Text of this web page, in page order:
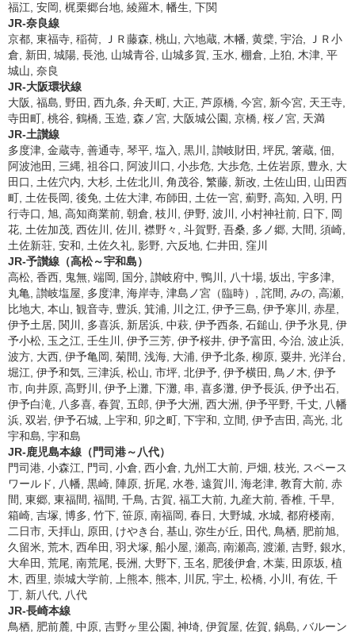
福江, 安岡, 梶栗郷台地, 綾羅木, 幡生, 下関
JR-奈良線
京都, 東福寺, 稲荷, ＪＲ藤森, 桃山, 六地蔵, 木幡, 黄檗, 宇治, ＪＲ小
倉, 新田, 城陽, 長池, 山城青谷, 山城多賀, 玉水, 棚倉, 上狛, 木津, 平
城山, 奈良
JR-大阪環状線
大阪, 福島, 野田, 西九条, 弁天町, 大正, 芦原橋, 今宮, 新今宮, 天王寺,
寺田町, 桃谷, 鶴橋, 玉造, 森ノ宮, 大阪城公園, 京橋, 桜ノ宮, 天満
JR-土讃線
多度津, 金蔵寺, 善通寺, 琴平, 塩入, 黒川, 讃岐財田, 坪尻, 箸蔵, 佃,
阿波池田, 三縄, 祖谷口, 阿波川口, 小歩危, 大歩危, 土佐岩原, 豊永, 大
田口, 土佐穴内, 大杉, 土佐北川, 角茂谷, 繁藤, 新改, 土佐山田, 山田西
町, 土佐長岡, 後免, 土佐大津, 布師田, 土佐一宮, 薊野, 高知, 入明, 円
行寺口, 旭, 高知商業前, 朝倉, 枝川, 伊野, 波川, 小村神社前, 日下, 岡
花, 土佐加茂, 西佐川, 佐川, 襟野々, 斗賀野, 吾桑, 多ノ郷, 大間, 須崎,
土佐新荘, 安和, 土佐久礼, 影野, 六反地, 仁井田, 窪川
JR-予讃線（高松～宇和島）
高松, 香西, 鬼無, 端岡, 国分, 讃岐府中, 鴨川, 八十場, 坂出, 宇多津,
丸亀, 讃岐塩屋, 多度津, 海岸寺, 津島ノ宮（臨時）, 詫間, みの, 高瀬,
比地大, 本山, 観音寺, 豊浜, 箕浦, 川之江, 伊予三島, 伊予寒川, 赤星,
伊予土居, 関川, 多喜浜, 新居浜, 中萩, 伊予西条, 石鎚山, 伊予氷見, 伊
予小松, 玉之江, 壬生川, 伊予三芳, 伊予桜井, 伊予富田, 今治, 波止浜,
波方, 大西, 伊予亀岡, 菊間, 浅海, 大浦, 伊予北条, 柳原, 粟井, 光洋台,
堀江, 伊予和気, 三津浜, 松山, 市坪, 北伊予, 伊予横田, 鳥ノ木, 伊予
市, 向井原, 高野川, 伊予上灘, 下灘, 串, 喜多灘, 伊予長浜, 伊予出石,
伊予白滝, 八多喜, 春賀, 五郎, 伊予大洲, 西大洲, 伊予平野, 千丈, 八幡
浜, 双岩, 伊予石城, 上宇和, 卯之町, 下宇和, 立間, 伊予吉田, 高光, 北
宇和島, 宇和島
JR-鹿児島本線（門司港～八代）
門司港, 小森江, 門司, 小倉, 西小倉, 九州工大前, 戸畑, 枝光, スペース
ワールド, 八幡, 黒崎, 陣原, 折尾, 水巻, 遠賀川, 海老津, 教育大前, 赤
間, 東郷, 東福間, 福間, 千鳥, 古賀, 福工大前, 九産大前, 香椎, 千早,
箱崎, 吉塚, 博多, 竹下, 笹原, 南福岡, 春日, 大野城, 水城, 都府楼南,
二日市, 天拝山, 原田, けやき台, 基山, 弥生が丘, 田代, 鳥栖, 肥前旭,
久留米, 荒木, 西牟田, 羽犬塚, 船小屋, 瀬高, 南瀬高, 渡瀬, 吉野, 銀水,
大牟田, 荒尾, 南荒尾, 長洲, 大野下, 玉名, 肥後伊倉, 木葉, 田原坂, 植
木, 西里, 崇城大学前, 上熊本, 熊本, 川尻, 宇土, 松橋, 小川, 有佐, 千
丁, 新八代, 八代
JR-長崎本線
鳥栖, 肥前麓, 中原, 吉野ヶ里公園, 神埼, 伊賀屋, 佐賀, 鍋島, バルーン